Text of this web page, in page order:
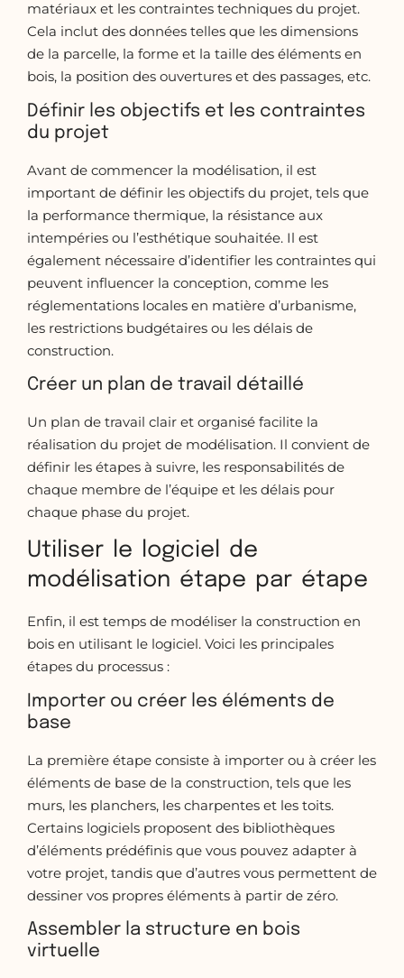
matériaux et les contraintes techniques du projet.
Cela inclut des données telles que les dimensions
de la parcelle, la forme et la taille des éléments en
bois, la position des ouvertures et des passages, etc.
Définir les objectifs et les contraintes
du projet
Avant de commencer la modélisation, il est
important de définir les objectifs du projet, tels que
la performance thermique, la résistance aux
intempéries ou l’esthétique souhaitée. Il est
également nécessaire d’identifier les contraintes qui
peuvent influencer la conception, comme les
réglementations locales en matière d’urbanisme,
les restrictions budgétaires ou les délais de
construction.
Créer un plan de travail détaillé
Un plan de travail clair et organisé facilite la
réalisation du projet de modélisation. Il convient de
définir les étapes à suivre, les responsabilités de
chaque membre de l’équipe et les délais pour
chaque phase du projet.
Utiliser le logiciel de
modélisation étape par étape
Enfin, il est temps de modéliser la construction en
bois en utilisant le logiciel. Voici les principales
étapes du processus :
Importer ou créer les éléments de
base
La première étape consiste à importer ou à créer les
éléments de base de la construction, tels que les
murs, les planchers, les charpentes et les toits.
Certains logiciels proposent des bibliothèques
d’éléments prédéfinis que vous pouvez adapter à
votre projet, tandis que d’autres vous permettent de
dessiner vos propres éléments à partir de zéro.
Assembler la structure en bois
virtuelle